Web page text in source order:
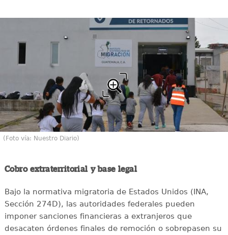
(Foto vía: Nuestro Diario)
Cobro extraterritorial y base legal
Bajo la normativa migratoria de Estados Unidos (INA,
Sección 274D), las autoridades federales pueden
imponer sanciones financieras a extranjeros que
desacaten órdenes finales de remoción o sobrepasen su